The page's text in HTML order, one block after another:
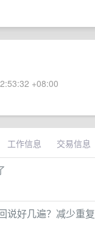
+08:00
工作信息 交易信息
好几遍？减少重复